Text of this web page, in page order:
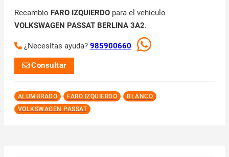
Recambio FARO IZQUIERDOpara el vehículo
VOLKSWAGEN PASSAT BERLINA 3A2.
¿Necesitas ayuda? 985900660
Consultar
ALUMBRADO FARO IZQUIERDO
BLANCO
VOLKSWAGEN PASSAT